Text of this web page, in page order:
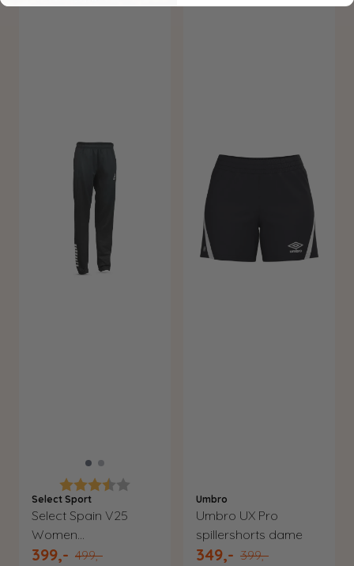
Karakter:
Select Sport
Select Spain V25
Women
treningsbukse
399,- 499,-
Umbro
Umbro UX Pro
spillershorts dame
349,- 399,-